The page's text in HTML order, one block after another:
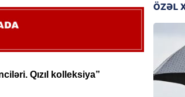
Qızıl kolleksiya”
şəxslər
GÜNDƏM
ÖZƏL